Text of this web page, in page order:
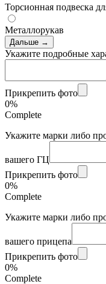
Торсионная подвеска
Металлорукав
Дальше →
Укажите подробные
Прикрепить фото
0%
Complete
Укажите марки либо
вашего ГЦ
Прикрепить фото
0%
Complete
Укажите марки либо
вашего прицепа
Прикрепить фото
0%
Complete